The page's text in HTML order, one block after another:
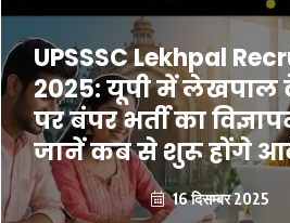
UPSSSC Lekhpal
2025: यूपी में लेखपाल
पर बंपर भर्ती का
जानें कब से शुरू होंगे
16 दिसम्बर 2025